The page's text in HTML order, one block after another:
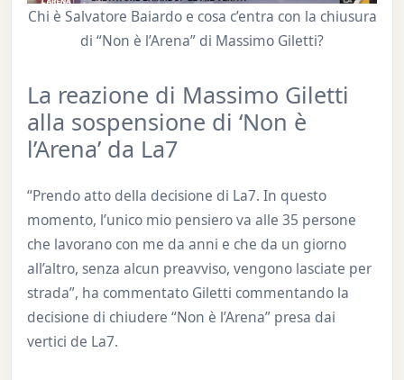
Chi è Salvatore Baiardo e cosa c’entra con la chiusura
di “Non è l’Arena” di Massimo Giletti?
La reazione di Massimo Giletti
alla sospensione di ‘Non è
l’Arena’ da La7
“Prendo atto della decisione di La7. In questo
momento, l’unico mio pensiero va alle 35 persone
che lavorano con me da anni e che da un giorno
all’altro, senza alcun preavviso, vengono lasciate per
strada”, ha commentato Giletti commentando la
decisione di chiudere “Non è l’Arena” presa dai
vertici de La7.